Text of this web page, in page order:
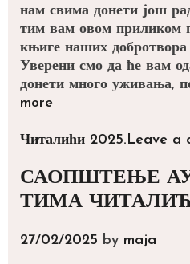
нам свима донети још
тим вам овом приликом
књиге наших добротвора
Уверени смо да ће вам
донети много уживања,
moreЧиталићи
Categories
Читалићи 2025.Leave a
САОПШТЕЊЕ
ТИМА
27/02/2025 by maja